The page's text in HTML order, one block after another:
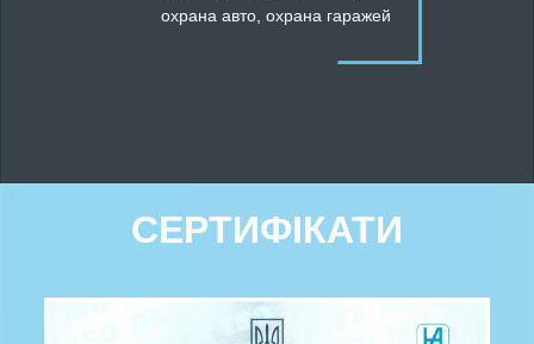
охрана авто, охрана гаражей
СЕРТИФІКАТИ